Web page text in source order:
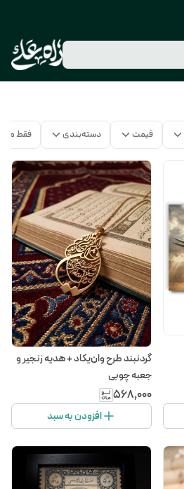
قیمت دسته‌بندی فقط
گردنبند طرح وان‌یکاد + هدیه زنجیر و
جعبه چوبی
۵۶۸٬۰۰۰
افزودن به سبد